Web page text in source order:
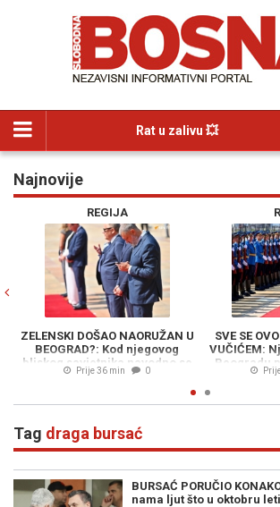
Rat u zalivu 💥
Najnovije
REGIJA
ZELENSKI DOŠAO NAORUŽAN U
BEOGRAD?: Kod njegovog
bliskog savjetnika navodno se
nalazio pištolj u džepu sakoa
Prije 36 min 0
SVE SE
VUČIĆEM:
Beogradu
"Kako da
Tag draga bursać
BURSAĆ PORUČIO
nama ljut što u oktobru